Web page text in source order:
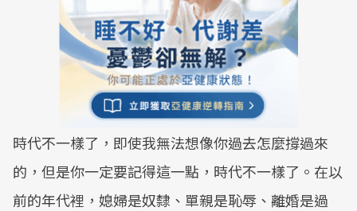
時代不一樣了，即使我無法想像你過去怎麼撐過來
的，但是你一定要記得這一點，時代不一樣了。在以
前的年代裡，媳婦是奴隸、單親是恥辱、離婚是過